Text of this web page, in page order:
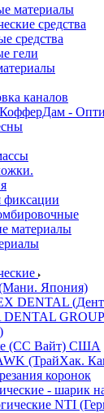
материалы
средства
средства
гели
каналов
-
фиксации
материалы
Япония)
DENTAL
(СС Вайт) США
(ТрайХак.
коронок
- шарик
NTI